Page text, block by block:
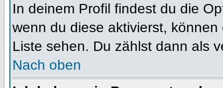
In deinem Profil findest du die
wenn du diese aktivierst,
Liste sehen. Du zählst dann als
Nach oben